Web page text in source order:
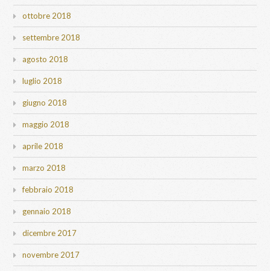
ottobre 2018
settembre 2018
agosto 2018
luglio 2018
giugno 2018
maggio 2018
aprile 2018
marzo 2018
febbraio 2018
gennaio 2018
dicembre 2017
novembre 2017